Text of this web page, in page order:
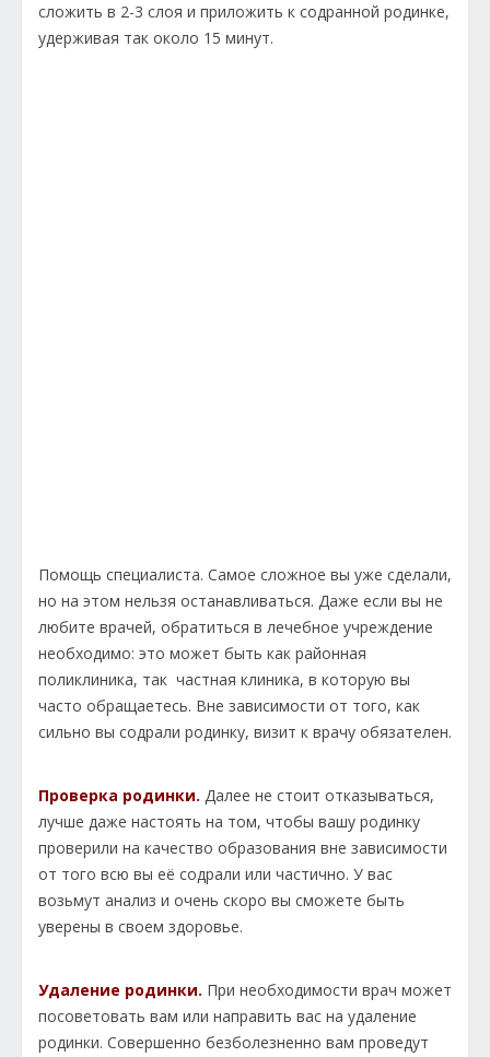
сложить в 2-3 слоя и приложить к содранной родинке,
удерживая так около 15 минут.
Помощь специалиста. Самое сложное вы уже сделали,
но на этом нельзя останавливаться. Даже если вы не
любите врачей, обратиться в лечебное учреждение
необходимо: это может быть как районная
поликлиника, так частная клиника, в которую вы
часто обращаетесь. Вне зависимости от того, как
сильно вы содрали родинку, визит к врачу обязателен.
Проверка родинки. Далее не стоит отказываться,
лучше даже настоять на том, чтобы вашу родинку
проверили на качество образования вне зависимости
от того всю вы её содрали или частично. У вас
возьмут анализ и очень скоро вы сможете быть
уверены в своем здоровье.
Удаление родинки. При необходимости врач может
посоветовать вам или направить вас на удаление
родинки. Совершенно безболезненно вам проведут